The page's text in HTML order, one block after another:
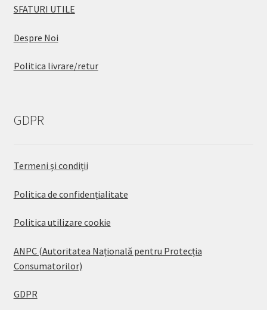
SFATURI UTILE
Despre Noi
Politica livrare/retur
GDPR
Termeni și condiții
Politica de confidențialitate
Politica utilizare cookie
ANPC (Autoritatea Națională pentru Protecția
Consumatorilor)
GDPR